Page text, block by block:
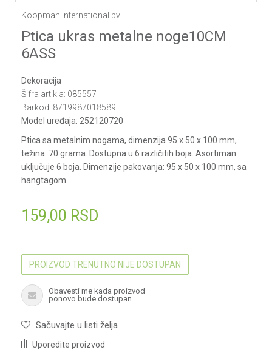
Koopman International bv
Ptica ukras metalne noge10CM
6ASS
Dekoracija
Šifra artikla: 085557
Barkod: 8719987018589
Model uređaja: 252120720
Ptica sa metalnim nogama, dimenzija 95 x 50 x 100 mm,
težina: 70 grama. Dostupna u 6 različitih boja. Asortiman
uključuje 6 boja. Dimenzije pakovanja: 95 x 50 x 100 mm, sa
hangtagom.
159,00 RSD
PROIZVOD TRENUTNO NIJE DOSTUPAN
Obavesti me kada proizvod
ponovo bude dostupan
Sačuvajte u listi želja
Uporedite proizvod